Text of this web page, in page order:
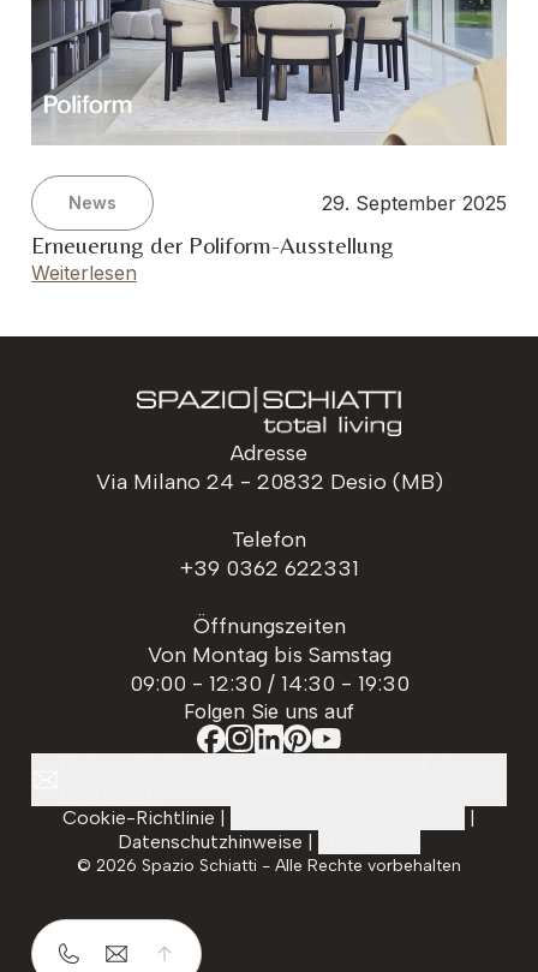
News 29. September 2025
Erneuerung der Poliform-Ausstellung
Weiterlesen
Adresse
Via Milano 24 - 20832 Desio (MB)
Telefon
+39 0362 622331
Öffnungszeiten
Von Montag bis Samstag
09:00 - 12:30 / 14:30 - 19:30
Folgen Sie uns auf
Cookie-Richtlinie |
|
Datenschutzhinweise |
© 2026 Spazio Schiatti - Alle Rechte vorbehalten